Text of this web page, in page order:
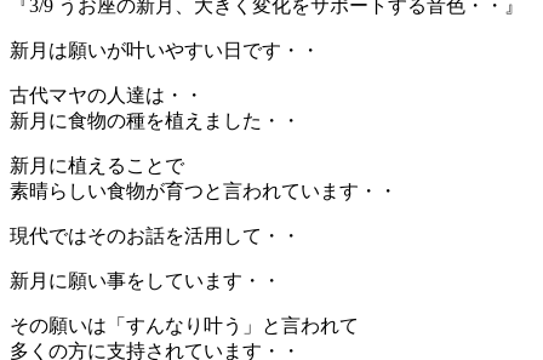
『3/9 うお座の新月、大きく変化をサポートする音色・・』
新月は願いが叶いやすい日です・・
古代マヤの人達は・・
新月に食物の種を植えました・・
新月に植えることで
素晴らしい食物が育つと言われています・・
現代ではそのお話を活用して・・
新月に願い事をしています・・
その願いは「すんなり叶う」と言われて
多くの方に支持されています・・